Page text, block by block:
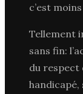
c’est
Tellement
sans fin:
du respect